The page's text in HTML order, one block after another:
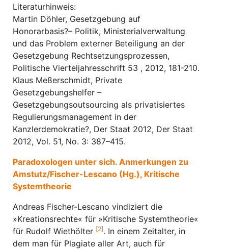
Literaturhinweis:
Martin Döhler, Gesetzgebung auf
Honorarbasis?– Politik, Ministerialverwaltung
und das Problem externer Beteiligung an der
Gesetzgebung Rechtsetzungsprozessen,
Politische Vierteljahresschrift 53 , 2012, 181-210.
Klaus Meßerschmidt, Private
Gesetzgebungshelfer –
Gesetzgebungsoutsourcing als privatisiertes
Regulierungsmanagement in der
Kanzlerdemokratie?, Der Staat 2012, Der Staat
2012, Vol. 51, No. 3: 387–415.
Paradoxologen unter sich. Anmerkungen zu
Amstutz/Fischer-Lescano (Hg.), Kritische
Systemtheorie
Andreas Fischer-Lescano vindiziert die
»Kreationsrechte« für »Kritische Systemtheorie«
für Rudolf Wiethölter [2]. In einem Zeitalter, in
dem man für Plagiate aller Art, auch für